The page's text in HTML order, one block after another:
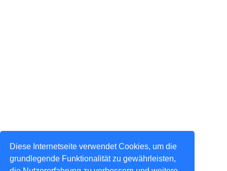
Diese Internetseite verwendet Cookies, um die
grundlegende Funktionalität zu gewährleisten,